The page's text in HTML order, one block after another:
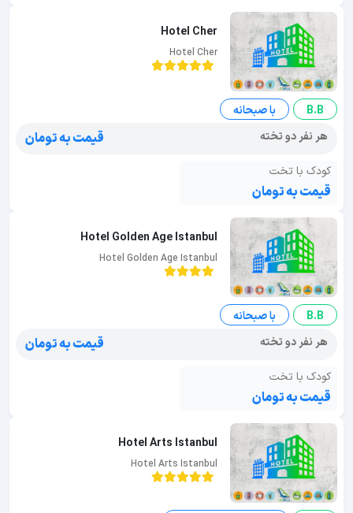
Hotel Cher
Hotel Cher
B.B
با صبحانه
هر نفر دو تخته
قیمت به تومان
کودک با تخت
قیمت به تومان
Hotel Golden Age Istanbul
Hotel Golden Age Istanbul
B.B
با صبحانه
هر نفر دو تخته
قیمت به تومان
کودک با تخت
قیمت به تومان
Hotel Arts Istanbul
Hotel Arts Istanbul